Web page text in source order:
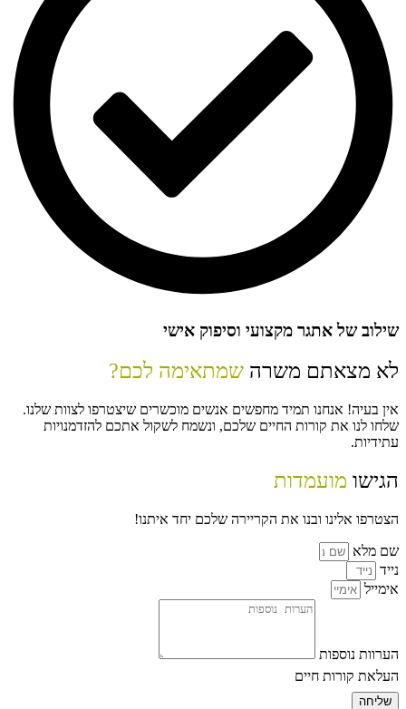
שילוב של אתגר מקצועי וסיפוק אישי
לא מצאתם משרה שמתאימה לכם?
אין בעיה! אנחנו תמיד מחפשים אנשים מוכשרים שיצטרפו לצוות שלנו.
שלחו לנו את קורות החיים שלכם, ונשמח לשקול אתכם להזדמנויות
עתידיות.
הגישו מועמדות
הצטרפו אלינו ובנו את הקריירה שלכם יחד איתנו!
שם מלא
נייד
אימייל
הערוות נוספות
העלאת קורות חיים
שליחה